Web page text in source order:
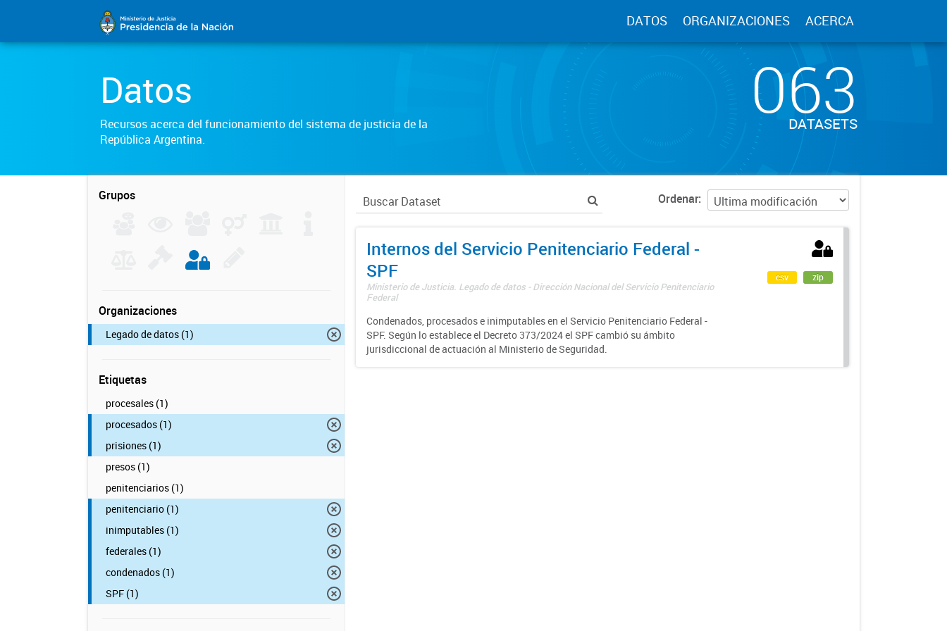
DATOS ORGANIZACIONES ACERCA
Datos
Recursos acerca del funcionamiento del sistema de justicia de la
República Argentina.
063
DATASETS
Grupos
Organizaciones
Legado de datos (1)
Etiquetas
procesales (1)
procesados (1)
prisiones (1)
presos (1)
penitenciarios (1)
penitenciario (1)
inimputables (1)
federales (1)
condenados (1)
SPF (1)
Ordenar
Internos del Servicio Penitenciario Federal -
SPF
Ministerio de Justicia. Legado de datos - Dirección Nacional del Servicio Penitenciario
Federal
Condenados, procesados e inimputables en el Servicio Penitenciario Federal -
SPF. Según lo establece el Decreto 373/2024 el SPF cambió su ámbito
jurisdiccional de actuación al Ministerio de Seguridad.
csv zip